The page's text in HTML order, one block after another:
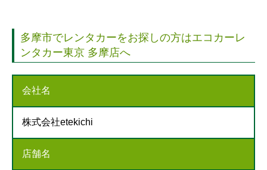
多摩市でレンタカーをお探しの方はエコカーレ
ンタカー東京 多摩店へ
会社名
株式会社etekichi
店舗名